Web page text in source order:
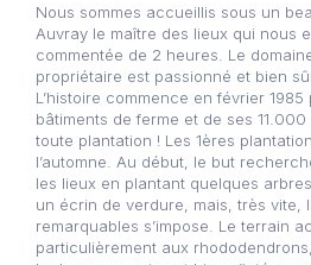
Nous sommes accueillis sous un
Auvray le maître des lieux qui nous
commentée de 2 heures. Le
propriétaire est passionné et bien
L’histoire commence en février 1985
bâtiments de ferme et de ses
toute plantation ! Les 1ères
l’automne. Au début, le but
les lieux en plantant quelques
un écrin de verdure, mais, très vite,
remarquables s’impose. Le terrain
particulièrement aux